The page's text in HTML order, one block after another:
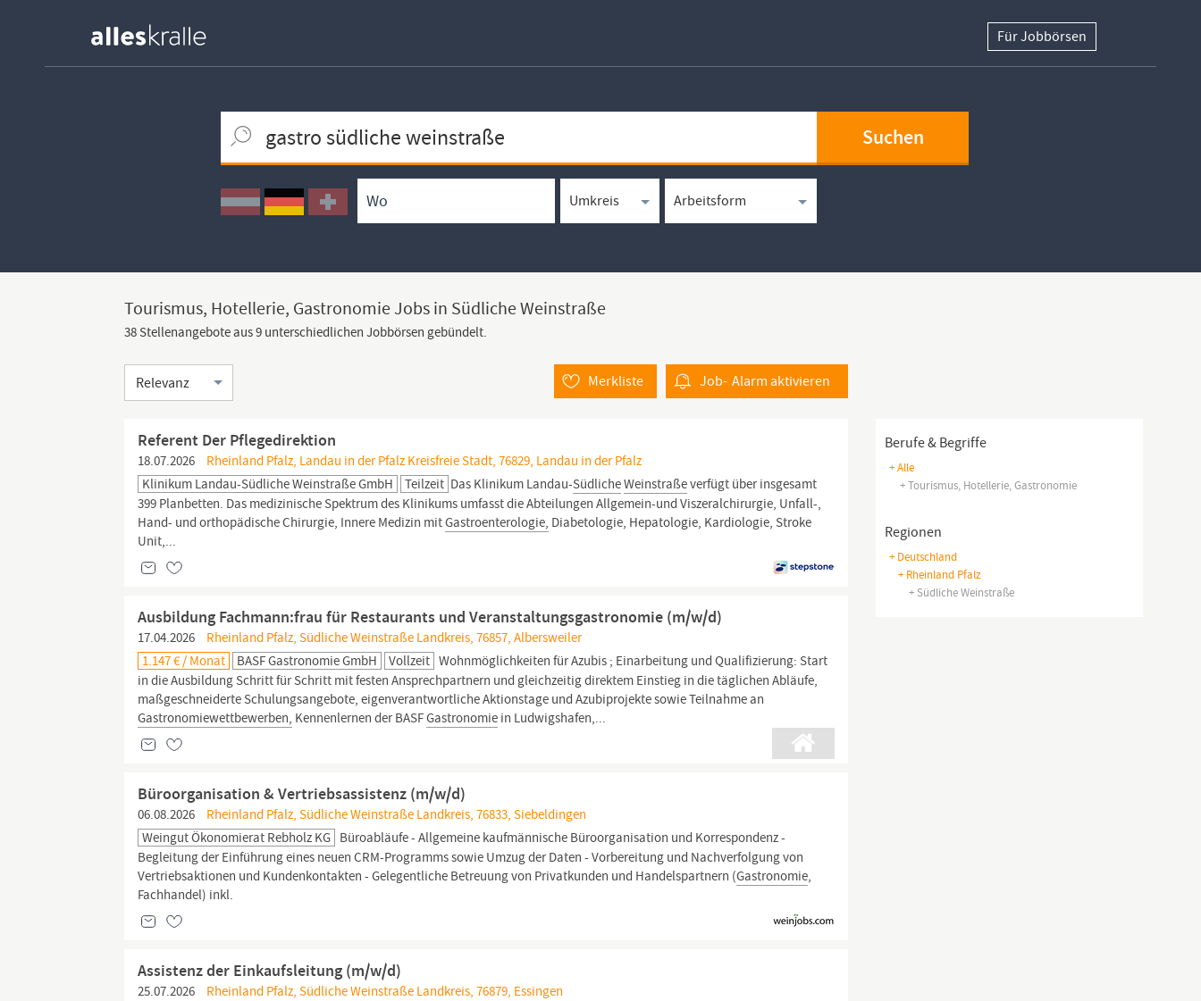
Für Jobbörsen
Ortssuche
Umkreissuche
Arbeitsform
Berufe & Begriffe
+ Alle
+ Tourismus, Hotellerie, Gastronomie
Regionen
+ Deutschland
+ Rheinland Pfalz
+ Südliche Weinstraße
Tourismus, Hotellerie, Gastronomie Jobs in Südliche Weinstraße
38 Stellenangebote aus 9 unterschiedlichen Jobbörsen gebündelt.
Sortierung Job- Alarmaktivieren
Merkliste
Referent Der Pflegedirektion
18.07.2026
Rheinland Pfalz, Landau in der Pfalz Kreisfreie Stadt, 76829, Landau in der Pfalz
Klinikum Landau-Südliche Weinstraße GmbH
Teilzeit Das Klinikum Landau-SüdlicheWeinstraßeverfügt über insgesamt
399 Planbetten. Das medizinische Spektrum des Klinikums umfasst die Abteilungen Allgemein-und Viszeralchirurgie, Unfall-,
Hand- und orthopädische Chirurgie, Innere Medizin mitGastroenterologie, Diabetologie, Hepatologie, Kardiologie, Stroke
Unit,...
Ausbildung Fachmann:frau für Restaurants und Veranstaltungsgastronomie (m/w/d)
17.04.2026
Rheinland Pfalz, Südliche Weinstraße Landkreis, 76857, Albersweiler
1.147 € / Monat
BASF Gastronomie GmbH Vollzeit Wohnmöglichkeiten für Azubis ; Einarbeitung und Qualifizierung: Start
in die Ausbildung Schritt für Schritt mit festen Ansprechpartnern und gleichzeitig direktem Einstieg in die täglichen Abläufe,
maßgeschneiderte Schulungsangebote, eigenverantwortliche Aktionstage und Azubiprojekte sowie Teilnahme an
Gastronomiewettbewerben, Kennenlernen der BASFGastronomie in Ludwigshafen,...
Büroorganisation & Vertriebsassistenz (m/w/d)
06.08.2026
Rheinland Pfalz, Südliche Weinstraße Landkreis, 76833, Siebeldingen
Weingut Ökonomierat Rebholz KG Büroabläufe - Allgemeine kaufmännische Büroorganisation und Korrespondenz -
Begleitung der Einführung eines neuen CRM-Programms sowie Umzug der Daten - Vorbereitung und Nachverfolgung von
Vertriebsaktionen und Kundenkontakten - Gelegentliche Betreuung von Privatkunden und Handelspartnern (Gastronomie,
Fachhandel) inkl.
Assistenz der Einkaufsleitung (m/w/d)
25.07.2026
Rheinland Pfalz, Südliche Weinstraße Landkreis, 76879, Essingen